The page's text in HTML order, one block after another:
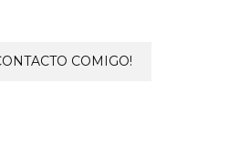
COMIGO!